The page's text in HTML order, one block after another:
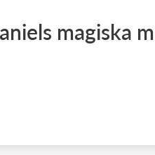
magiska